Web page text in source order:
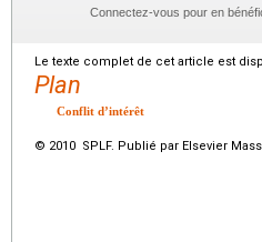
Connectez-vous pour en
Le texte complet de cet article est
Plan
Conflit d’intérêt
© 2010 SPLF. Publié par Elsevier